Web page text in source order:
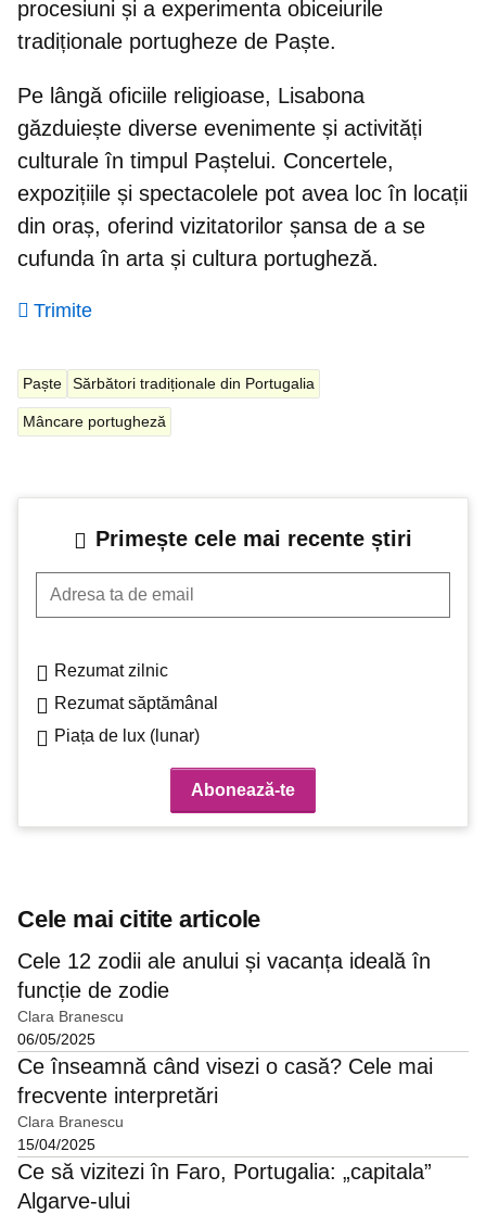
procesiuni și a experimenta obiceiurile
tradiționale portugheze de Paște.
Pe lângă oficiile religioase, Lisabona
găzduiește diverse evenimente și activități
culturale în timpul Paștelui. Concertele,
expozițiile și spectacolele pot avea loc în locații
din oraș, oferind vizitatorilor șansa de a se
cufunda în arta și cultura portugheză.
Trimite
Paște Sărbători tradiționale din Portugalia
Mâncare portugheză
Primește cele mai recente știri
Adresa ta de email
Rezumat zilnic
Rezumat săptămânal
Piața de lux (lunar)
Cele mai citite articole
Cele 12 zodii ale anului și vacanța ideală în
funcție de zodie
Clara Branescu
06/05/2025
Ce înseamnă când visezi o casă? Cele mai
frecvente interpretări
Clara Branescu
15/04/2025
Ce să vizitezi în Faro, Portugalia: „capitala”
Algarve-ului